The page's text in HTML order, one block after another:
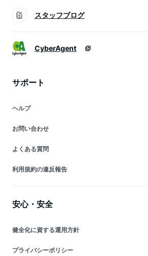
スタッフブログ
CyberAgent
サポート
ヘルプ
お問い合わせ
よくある質問
利用規約の違反報告
安心・安全
健全化に資する運用方針
プライバシーポリシー